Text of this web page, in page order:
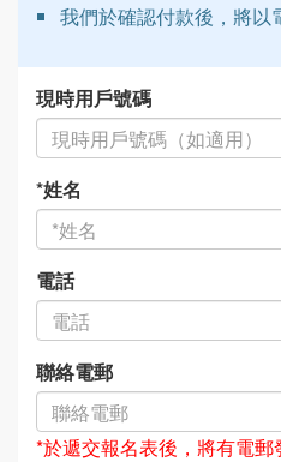
我們於確認付款後，將以
現時用戶號碼
*姓名
電話
聯絡電郵
*於遞交報名表後，將有電